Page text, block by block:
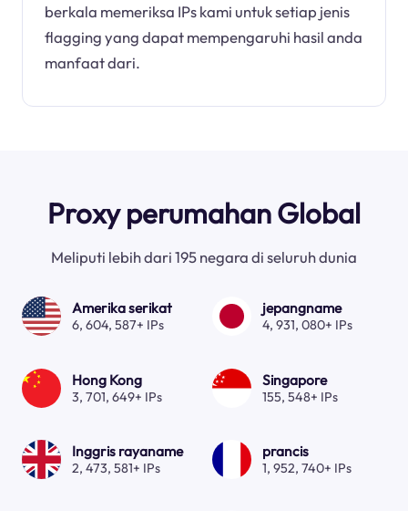
berkala memeriksa IPs kami untuk setiap jenis
flagging yang dapat mempengaruhi hasil anda
manfaat dari.
Proxy perumahan Global
Meliputi lebih dari 195 negara di seluruh dunia
Amerika serikat
6, 604, 587+ IPs
jepangname
4, 931, 080+ IPs
Hong Kong
3, 701, 649+ IPs
Singapore
155, 548+ IPs
Inggris rayaname
2, 473, 581+ IPs
prancis
1, 952, 740+ IPs